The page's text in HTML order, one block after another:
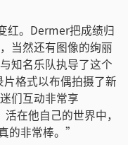
红。Dermer把成绩归
当然还有图像的绚丽
知名乐队执导了这个
格式以布偶拍摄了新
们互动非常享
在他自己的世界中，
的非常棒。”